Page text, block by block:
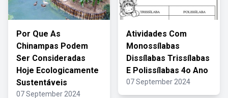
Por Que As
Chinampas Podem
Ser Consideradas
Hoje Ecologicamente
Sustentáveis
07 September 2024
Atividades Com
Monossílabas
Dissílabas Trissílabas
E Polissílabas 4o Ano
07 September 2024